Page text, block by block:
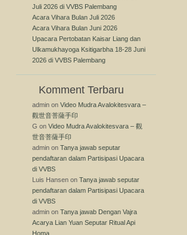
Juli 2026 di VVBS Palembang
Acara Vihara Bulan Juli 2026
Acara Vihara Bulan Juni 2026
Upacara Pertobatan Kaisar Liang dan
Ulkamukhayoga Ksitigarbha 18-28 Juni
2026 di VVBS Palembang
Komment Terbaru
admin on Video Mudra Avalokitesvara –
觀世音菩薩手印
G on Video Mudra Avalokitesvara – 觀
世音菩薩手印
admin on Tanya jawab seputar
pendaftaran dalam Partisipasi Upacara
di VVBS
Luis Hansen on Tanya jawab seputar
pendaftaran dalam Partisipasi Upacara
di VVBS
admin on Tanya jawab Dengan Vajra
Acarya Lian Yuan Seputar Ritual Api
Homa